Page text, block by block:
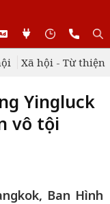
Xã hội - Từ thiện
Yingluck
vô tội
Ban Hình